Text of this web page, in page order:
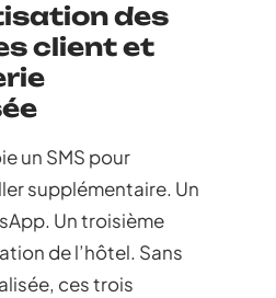
des
client et
un SMS pour
supplémentaire. Un
Un troisième
de l’hôtel. Sans
ces trois